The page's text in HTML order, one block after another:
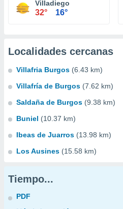
Villadiego
32° 16°
Localidades cercanas
Villafria Burgos (6.43 km)
Villafría de Burgos (7.62 km)
Saldaña de Burgos (9.38 km)
Buniel (10.37 km)
Ibeas de Juarros (13.98 km)
Los Ausines (15.58 km)
Tiempo...
PDF